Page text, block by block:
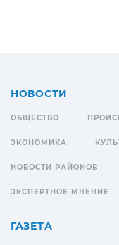
НОВОСТИ
ОБЩЕСТВО
ЭКОНОМИКА
НОВОСТИ РАЙОНОВ
ЭКСПЕРТНОЕ МНЕНИЕ
ГАЗЕТА